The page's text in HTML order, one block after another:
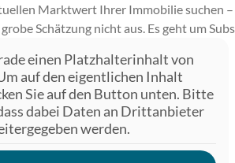
Marktwert Ihrer Immobilie suchen
Schätzung nicht aus. Es geht um
einen Platzhalterinhalt von
auf den eigentlichen Inhalt
Sie auf den Button unten. Bitte
dabei Daten an Drittanbieter
werden.